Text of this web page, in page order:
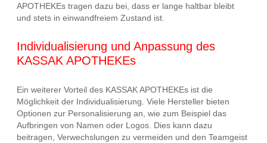
APOTHEKEs tragen dazu bei, dass er lange haltbar bleibt
und stets in einwandfreiem Zustand ist.
Individualisierung und Anpassung des
KASSAK APOTHEKEs
Ein weiterer Vorteil des KASSAK APOTHEKEs ist die
Möglichkeit der Individualisierung. Viele Hersteller bieten
Optionen zur Personalisierung an, wie zum Beispiel das
Aufbringen von Namen oder Logos. Dies kann dazu
beitragen, Verwechslungen zu vermeiden und den Teamgeist